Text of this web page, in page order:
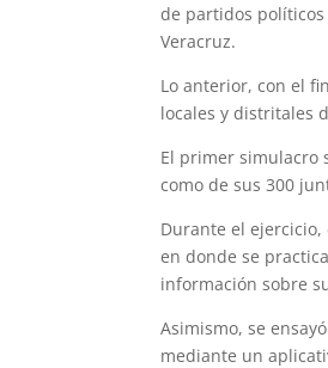
de partidos
Veracruz.
Lo anterior, con el
locales y distritales
El primer simulacro
como de sus 300
Durante el
en donde se
información sobre
Asimismo, se
mediante un